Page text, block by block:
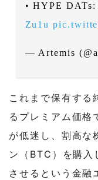
• HYPE DATs:
Zu1u
— Artemis
これまで保有する
るプレミアム価格
が低迷し、割高な
ン（BTC）を購入
させるという金融